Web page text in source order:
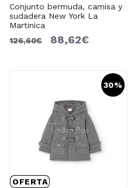
Conjunto bermuda, camisa y
sudadera New York La
Martinica
126,60€
88,62€
30%
OFERTA